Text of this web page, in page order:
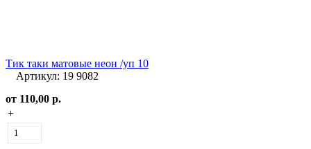
Тик таки матовые неон /уп 10
Артикул: 19 9082
от 110,00 р.
+